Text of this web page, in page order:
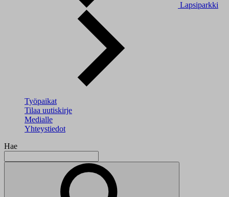
Lapsiparkki
Työpaikat
Tilaa uutiskirje
Medialle
Yhteystiedot
Hae